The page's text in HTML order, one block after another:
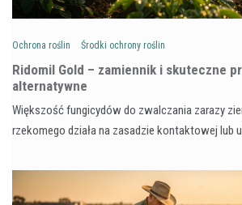
Ochrona roślin Środki ochrony roślin
Ridomil Gold – zamiennik i skuteczne
alternatywne
Większość fungicydów do zwalczania zarazy
rzekomego działa na zasadzie kontaktowej lub